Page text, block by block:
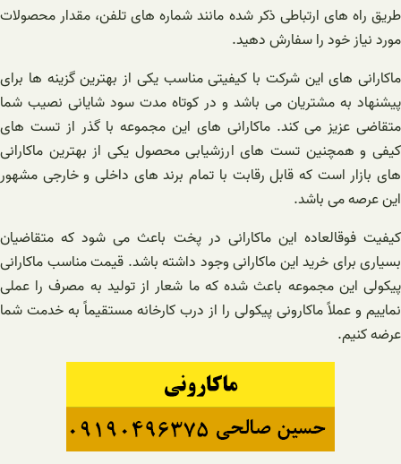
طریق راه های ارتباطی ذکر شده مانند شماره های تلفن، مقدار محصولات
مورد نیاز خود را سفارش دهید.
ماکارانی ‌های این شرکت با کیفیتی مناسب یکی از بهترین گزینه ها برای
پیشنهاد به مشتریان می باشد و در کوتاه مدت سود شایانی نصیب شما
متقاضی عزیز می کند. ماکارانی های این مجموعه با گذر از تست های
کیفی و همچنین تست های ارزشیابی محصول یکی از بهترین ماکارانی
های بازار است که قابل رقابت با تمام برند های داخلی و خارجی مشهور
این عرصه می باشد.
کیفیت فوقالعاده این ماکارانی در پخت باعث می شود که متقاضیان
بسیاری برای خرید این ماکارانی وجود داشته باشد. قیمت مناسب ماکارانی
پیکولی این مجموعه باعث شده که ما شعار از تولید به مصرف را عملی
نماییم و عملاً ماکارونی پیکولی را از درب کارخانه مستقیماً به خدمت شما
عرضه کنیم.